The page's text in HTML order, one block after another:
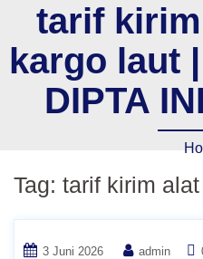
tarif
kargo laut
DIPTA
Tag: tarif kirim
3 Juni 2026 admin